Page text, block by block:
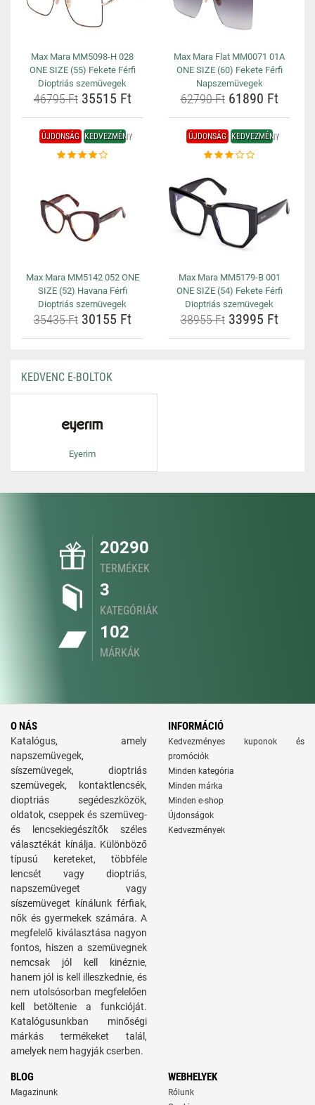
Max Mara MM5098-H 028
ONE SIZE (55) Fekete Férfi
Dioptriás szemüvegek
46795 Ft35515 Ft
Max Mara Flat MM0071 01A
ONE SIZE (60) Fekete Férfi
Napszemüvegek
62790 Ft61890 Ft
ÚJDONSÁG KEDVEZMÉNY
Max Mara MM5142 052 ONE
SIZE (52) Havana Férfi
Dioptriás szemüvegek
35435 Ft30155 Ft
ÚJDONSÁG KEDVEZMÉNY
Max Mara MM5179-B 001
ONE SIZE (54) Fekete Férfi
Dioptriás szemüvegek
38955 Ft33995 Ft
KEDVENC E-BOLTOK
Eyerim
20290
TERMÉKEK
3
KATEGÓRIÁK
102
MÁRKÁK
O NÁS
Katalógus, amely
napszemüvegek,
síszemüvegek, dioptriás
szemüvegek, kontaktlencsék,
dioptriás segédeszközök,
oldatok, cseppek és szemüveg-
és lencsekiegészítők széles
választékát kínálja. Különböző
típusú kereteket, többféle
lencsét vagy dioptriás,
napszemüveget vagy
síszemüveget kínálunk férfiak,
nők és gyermekek számára. A
megfelelő kiválasztása nagyon
fontos, hiszen a szemüvegnek
nemcsak jól kell kinéznie,
hanem jól is kell illeszkednie, és
nem utolsósorban megfelelően
kell betöltenie a funkcióját.
Katalógusunkban minőségi
márkás termékeket talál,
amelyek nem hagyják cserben.
INFORMÁCIÓ
Kedvezményes kuponok és
promóciók
Minden kategória
Minden márka
Minden e-shop
Újdonságok
Kedvezmények
BLOG
Magazinunk
WEBHELYEK
Rólunk